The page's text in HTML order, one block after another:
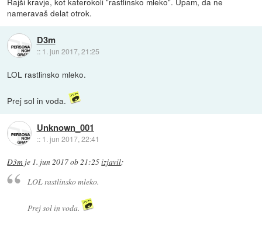
nameravaš delat otrok.
D3m
:: 1. jun 2017, 21:25
LOL rastlinsko mleko.
Prej sol in voda.
Unknown_001
:: 1. jun 2017, 22:41
D3m je 1. jun 2017 ob 21:25izjavil:
LOL rastlinsko mleko.
Prej sol in voda.